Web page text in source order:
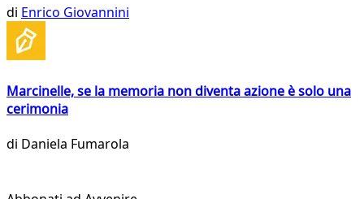
di Enrico Giovannini
Marcinelle, se la memoria non diventa azione è solo una
cerimonia
di Daniela Fumarola